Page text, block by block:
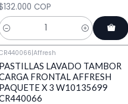
COP
|Affresh
LAVADO TAMBOR
FRONTAL AFFRESH
X 3 W10135699